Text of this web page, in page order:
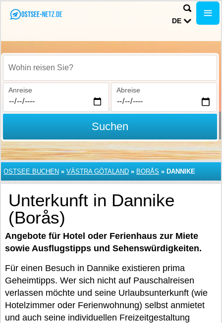
DE
Wohin reisen Sie?
Anreise Abreise
Suchen
OSTSEE BUCHEN » VÄSTRA GÖTALAND » BORÅS » DANNIKE
Unterkunft in Dannike
(Borås)
Angebote für Hotel oder Ferienhaus zur Miete
sowie Ausflugstipps und Sehenswürdigkeiten.
Für einen Besuch in Dannike existieren prima
Geheimtipps. Wer sich nicht auf Pauschalreisen
verlassen möchte und seine Urlaubsunterkunft (wie
Hotelzimmer oder Ferienwohnung) selbst anmietet
und auch seine individuellen Freizeitgestaltung